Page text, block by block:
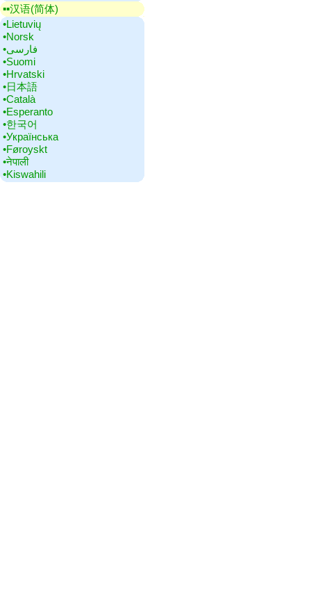
▪▪‎汉语(简体)
•‎Lietuvių
•‎Norsk
•‎فارسی
•‎Suomi
•‎Hrvatski
•‎日本語
•‎Català
•‎Esperanto
•‎한국어
•‎Українська
•‎Føroyskt
•‎नेपाली
•‎Kiswahili